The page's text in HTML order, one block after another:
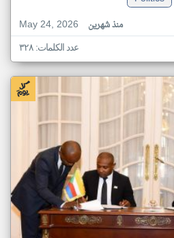
May 24, 2026
منذ شهرين
عدد الكلمات: ٣٢٨